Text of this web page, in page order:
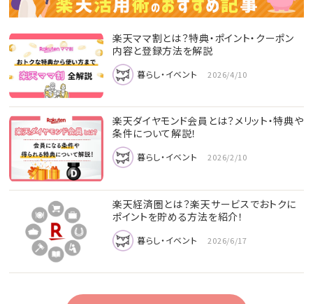
楽天ママ割とは？特典・ポイント・クーポン
内容と登録方法を解説
暮らし・イベント 2026/4/10
楽天ダイヤモンド会員とは？メリット・特典や
条件について解説！
暮らし・イベント 2026/2/10
楽天経済圏とは？楽天サービスでおトクに
ポイントを貯める方法を紹介！
暮らし・イベント 2026/6/17